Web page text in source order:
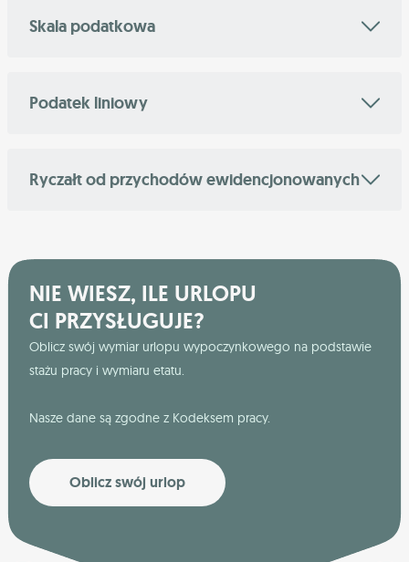
Skala podatkowa
Podatek liniowy
Ryczałt od przychodów ewidencjonowanych
NIE WIESZ, ILE URLOPU
CI PRZYSŁUGUJE?
Oblicz swój wymiar urlopu wypoczynkowego na podstawie
stażu pracy i wymiaru etatu.
Nasze dane są zgodne z Kodeksem pracy.
Oblicz swój urlop